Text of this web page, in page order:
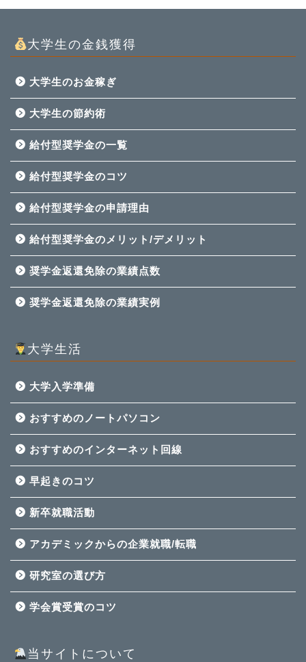
大学生の金銭獲得
大学生のお金稼ぎ
大学生の節約術
給付型奨学金の一覧
給付型奨学金のコツ
給付型奨学金の申請理由
給付型奨学金のメリット/デメリット
奨学金返還免除の業績点数
奨学金返還免除の業績実例
大学生活
大学入学準備
おすすめのノートパソコン
おすすめのインターネット回線
早起きのコツ
新卒就職活動
アカデミックからの企業就職/転職
研究室の選び方
学会賞受賞のコツ
当サイトについて